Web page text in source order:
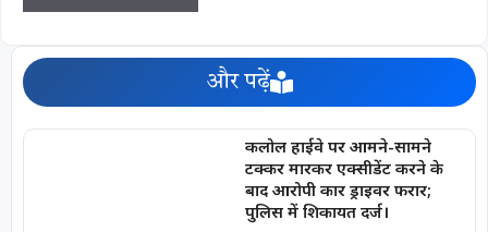
और पढ़ें
कलोल हाईवे पर आमने-सामने
टक्कर मारकर एक्सीडेंट करने के
बाद आरोपी कार ड्राइवर फरार;
पुलिस में शिकायत दर्ज।